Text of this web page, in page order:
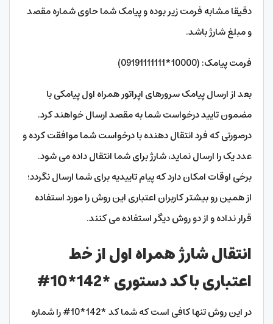
دقیقا مشابه فرمت زیر بوده و پیامک شما حاوی شماره مقصد
و مبلغ شارژ باشد.
فرمت پیامک: (10000*09191111111)
بعد از ارسال پیامک سرورهای اپراتور همراه اول پیامکی با
مضمون تایید درخواست شما به مقصد ارسال خواهند کرد.
درصورتی که فرد انتقال دهنده با درخواست شما موافقت کرده و
عدد یک را ارسال نماید، شارژ برای شما انتقال داده می شود.
برخی اوقات امکان دارد که پیام تاییدیه برای شما ارسال نگردد؛
از همین رو بیشتر کاربران اعتباری این روش را مورد استفاده
قرار نداده و از دو روش دیگر استفاده می کنند.
انتقال شارژ همراه اول از خط
اعتباری با کد دستوری *142*10#
در این روش تنها کافی است که شما کد *142*10# را شماره